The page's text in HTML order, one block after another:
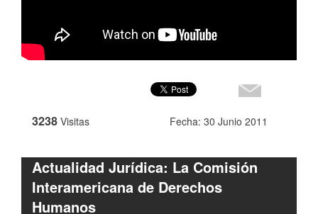
3238 Visitas Fecha: 30 Junio 2011
Actualidad Jurídica: La Comisión
Interamericana de Derechos
Humanos